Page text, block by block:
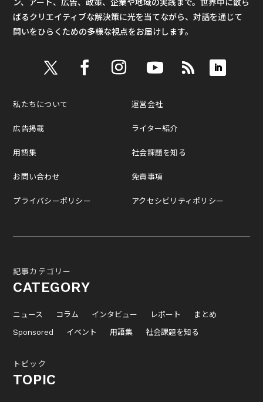
ン、アート、広告、政策、企業や地域の実践まで。世界中に散ら
ばるクリエイティブな解決策に光を当てながら、対話を通じて
問いをひらくための多様な視点をお届けします。
私たちについて
広告掲載
用語集
お問い合わせ
プライバシーポリシー
運営会社
ライター紹介
社会課題を知る
免責事項
アクセシビリティポリシー
記事カテゴリー
CATEGORY
ニュース コラム インタビュー レポート
まとめ
Sponsored
イベント 用語集 社会課題を知る
トピック
TOPIC